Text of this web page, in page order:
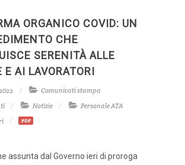
ORGANICO COVID: UN
CHE
SERENITÀ ALLE
E AI LAVORATORI
Comunicati stampa
Notizie
Personale ATA
PDF
assunta dal Governo ieri di proroga